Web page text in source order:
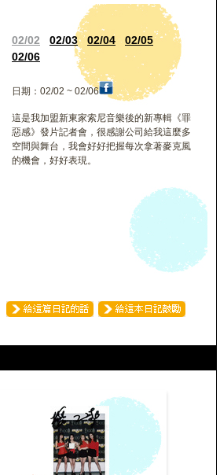
02/02 02/03 02/04
02/05
02/06
日期：02/02 ~ 02/06
這是我加盟新東家索尼音樂後的新專輯《罪
惡感》發片記者會，很感謝公司給我這麼多
空間與舞台，我會好好把握每次拿著麥克風
的機會，好好表現。